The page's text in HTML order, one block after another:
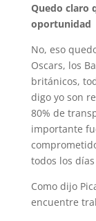
Quedo claro
oportunidad
No, eso
Oscars, los
británicos,
digo yo son
80% de
importante
todos los días
Como dijo
encuentre